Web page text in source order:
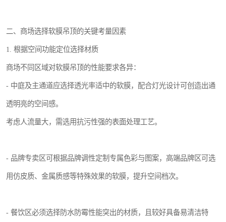
二、商场选择软膜吊顶的关键考量因素
1. 根据空间功能定位选择材质
商场不同区域对软膜吊顶的性能要求各异：
- 中庭及主通道应选择透光率适中的软膜，配合灯光设计可创造出通
透明亮的空间感。
考虑人流量大，需选用抗污性强的表面处理工艺。
- 品牌专卖区可根据品牌调性定制专属色彩与图案，高端品牌区可选
用仿皮质、金属质感等特殊效果的软膜，提升空间档次。
- 餐饮区必须选择防水防霉性能突出的材质，且较好具备易清洁特